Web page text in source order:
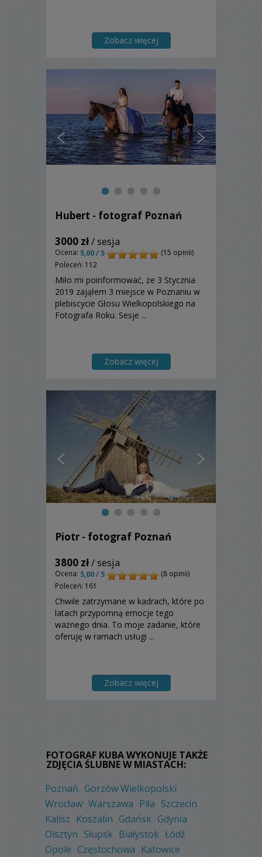
Zobacz więcej
Hubert - fotograf Poznań
3000 zł/ sesja
Ocena: 5,00 / 5
(15 opinii)
Poleceń: 112
Miło mi poinformować, że 3 Stycznia
2019 zająłem 3 miejsce w Poznaniu w
plebiscycie Głosu Wielkopolskiego na
Fotografa Roku. Sesje ...
Zobacz więcej
Piotr - fotograf Poznań
3800 zł/ sesja
Ocena: 5,00 / 5
(8 opinii)
Poleceń: 161
Chwile zatrzymane w kadrach, które po
latach przypomną emocje tego
ważnego dnia. To moje zadanie, które
oferuję w ramach usługi ...
Zobacz więcej
FOTOGRAF KUBA WYKONUJE TAKŻE
ZDJĘCIA ŚLUBNE W MIASTACH:
Poznań Gorzów Wielkopolski
Wrocław Warszawa Piła Szczecin
Kalisz Koszalin Gdańsk Gdynia
Olsztyn Słupsk Białystok Łódź
Opole Częstochowa Katowice